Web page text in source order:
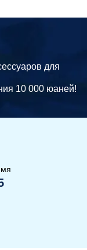
для
10 000 юаней!